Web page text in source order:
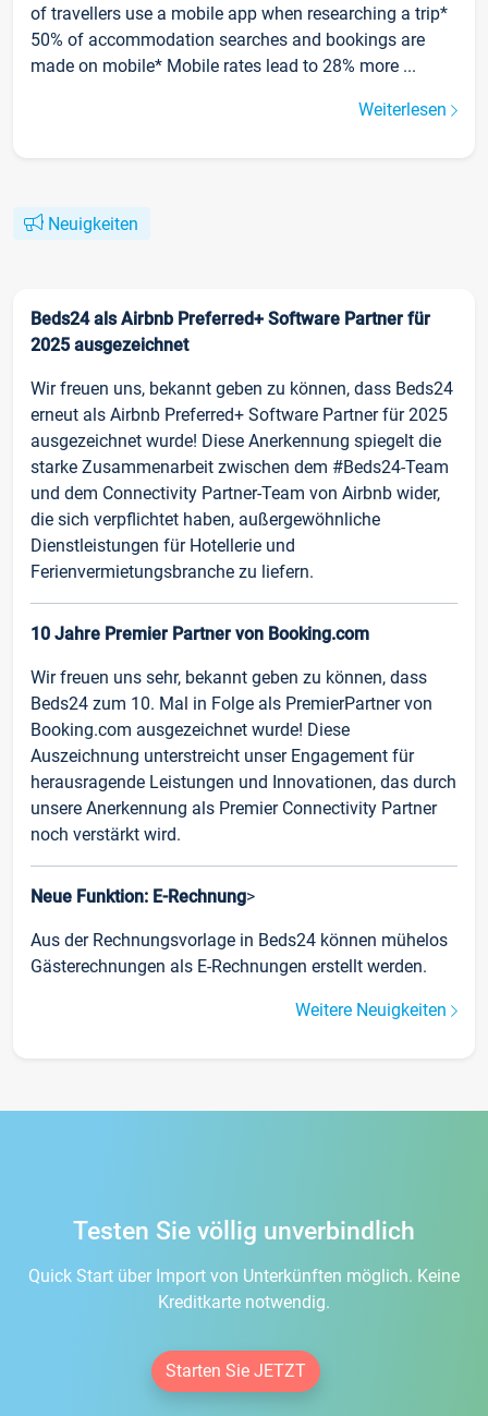
of travellers use a mobile app when researching a trip*
50% of accommodation searches and bookings are
made on mobile* Mobile rates lead to 28% more ...
Weiterlesen
Neuigkeiten
Beds24 als Airbnb Preferred+ Software Partner für
2025 ausgezeichnet
Wir freuen uns, bekannt geben zu können, dass Beds24
erneut als Airbnb Preferred+ Software Partner für 2025
ausgezeichnet wurde! Diese Anerkennung spiegelt die
starke Zusammenarbeit zwischen dem #Beds24-Team
und dem Connectivity Partner-Team von Airbnb wider,
die sich verpflichtet haben, außergewöhnliche
Dienstleistungen für Hotellerie und
Ferienvermietungsbranche zu liefern.
10 Jahre Premier Partner von Booking.com
Wir freuen uns sehr, bekannt geben zu können, dass
Beds24 zum 10. Mal in Folge als PremierPartner von
Booking.com ausgezeichnet wurde! Diese
Auszeichnung unterstreicht unser Engagement für
herausragende Leistungen und Innovationen, das durch
unsere Anerkennung als Premier Connectivity Partner
noch verstärkt wird.
Neue Funktion: E-Rechnung>
Aus der Rechnungsvorlage in Beds24 können mühelos
Gästerechnungen als E-Rechnungen erstellt werden.
Weitere Neuigkeiten
Testen Sie völlig unverbindlich
Quick Start über Import von Unterkünften möglich. Keine
Kreditkarte notwendig.
Starten Sie JETZT